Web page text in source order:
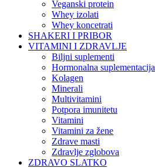
Veganski protein
Whey izolati
Whey koncetrati
SHAKERI I PRIBOR
VITAMINI I ZDRAVLJE
Biljni suplementi
Hormonalna suplementacija
Kolagen
Minerali
Multivitamini
Potpora imunitetu
Vitamini
Vitamini za žene
Zdrave masti
Zdravlje zglobova
ZDRAVO SLATKO